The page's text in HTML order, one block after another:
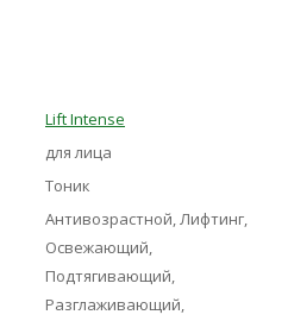
Lift Intense
для лица
Тоник
Антивозрастной, Лифтинг,
Освежающий,
Подтягивающий,
Разглаживающий,